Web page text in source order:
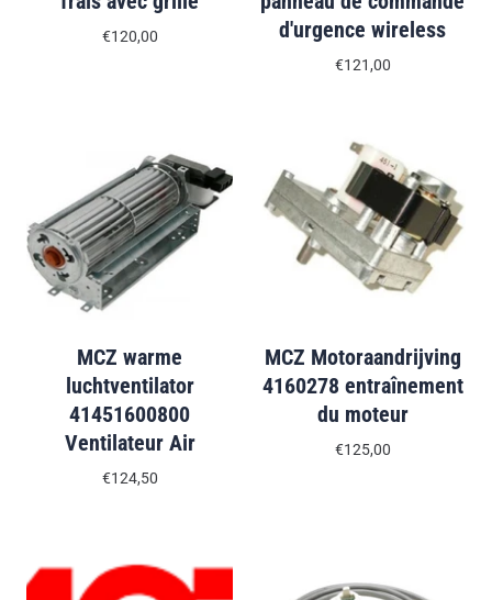
€120,00
d'urgence wireless
€121,00
MCZ warme
luchtventilator
41451600800
Ventilateur Air
€124,50
MCZ Motoraandrijving
4160278 entraînement
du moteur
€125,00